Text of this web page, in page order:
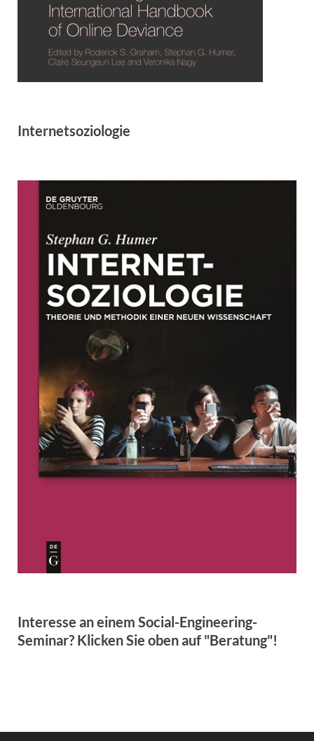
Internetsoziologie
Interesse an einem Social-Engineering-
Seminar? Klicken Sie oben auf "Beratung"!